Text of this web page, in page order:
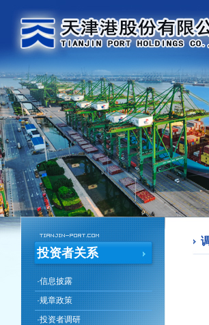
投资者关系
·信息披露
·规章政策
·投资者调研